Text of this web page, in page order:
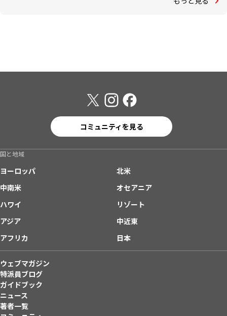
コミュニティを見る
国と地域
ヨーロッパ
北米
中南米
オセアニア
ハワイ
リゾート
アジア
中近東
アフリカ
日本
ウェブマガジン
特派員ブログ
ガイドブック
ニュース
著者一覧